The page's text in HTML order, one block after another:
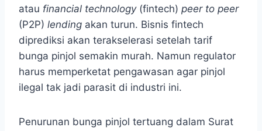
atau financial technology (fintech) peer to peer
(P2P) lending akan turun. Bisnis fintech
diprediksi akan terakselerasi setelah tarif
bunga pinjol semakin murah. Namun regulator
harus memperketat pengawasan agar pinjol
ilegal tak jadi parasit di industri ini.
Penurunan bunga pinjol tertuang dalam Surat